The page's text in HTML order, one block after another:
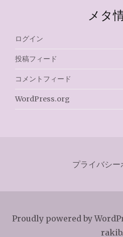
メタ
ログイン
投稿フィード
コメントフィード
WordPress.org
プライバシー
Proudly powered by
rakib.